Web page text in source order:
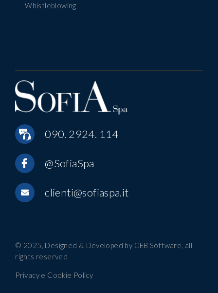
Whistleblowing
090. 2924. 114
@SofiaSpa
clienti@sofiaspa.it
© 2025, Designed & Developed by GEB Software, all
rights reserved
Privacy e Cookie Policy